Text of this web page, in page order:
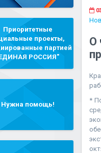
Приоритетные
проекты,
партией
РОССИЯ"
Нужна помощь!
О
*